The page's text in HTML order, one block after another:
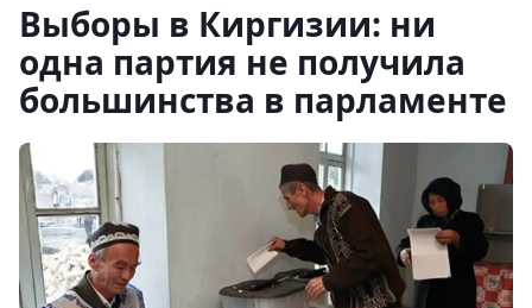
Выборы в Киргизии: ни
одна партия не получила
большинства в парламенте